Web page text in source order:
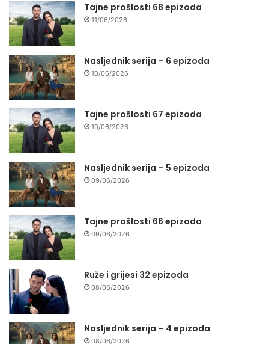
Tajne prošlosti 68 epizoda
11/06/2026
Nasljednik serija – 6 epizoda
10/06/2026
Tajne prošlosti 67 epizoda
10/06/2026
Nasljednik serija – 5 epizoda
09/06/2026
Tajne prošlosti 66 epizoda
09/06/2026
Ruže i grijesi 32 epizoda
08/06/2026
Nasljednik serija – 4 epizoda
08/06/2026